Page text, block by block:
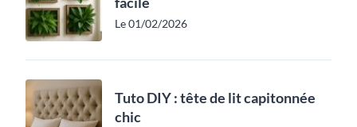
Le 01/02/2026
Tuto DIY : tête de lit capitonnée
chic